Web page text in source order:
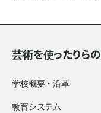
芸術を使ったりら
学校概要・沿革
教育システム